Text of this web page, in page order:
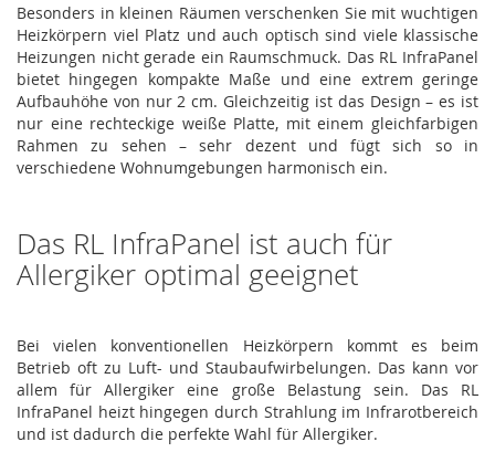
Besonders in kleinen Räumen verschenken Sie mit wuchtigen
Heizkörpern viel Platz und auch optisch sind viele klassische
Heizungen nicht gerade ein Raumschmuck. Das RL InfraPanel
bietet hingegen kompakte Maße und eine extrem geringe
Aufbauhöhe von nur 2 cm. Gleichzeitig ist das Design – es ist
nur eine rechteckige weiße Platte, mit einem gleichfarbigen
Rahmen zu sehen – sehr dezent und fügt sich so in
verschiedene Wohnumgebungen harmonisch ein.
Das RL InfraPanel ist auch für
Allergiker optimal geeignet
Bei vielen konventionellen Heizkörpern kommt es beim
Betrieb oft zu Luft- und Staubaufwirbelungen. Das kann vor
allem für Allergiker eine große Belastung sein. Das RL
InfraPanel heizt hingegen durch Strahlung im Infrarotbereich
und ist dadurch die perfekte Wahl für Allergiker.